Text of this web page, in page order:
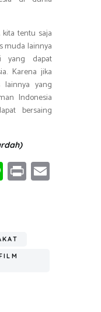
tentu saja
muda lainnya
yang dapat
Karena jika
lainnya yang
Indonesia
bersaing
Li
n
Pr
in